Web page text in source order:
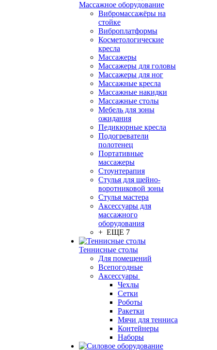
Массажное оборудование
Вибромассажёры на
стойке
Виброплатформы
Косметологические
кресла
Массажеры
Массажеры для головы
Массажеры для ног
Массажные кресла
Массажные накидки
Массажные столы
Мебель для зоны
ожидания
Педикюрные кресла
Подогреватели
полотенец
Портативные
массажеры
Стоунтерапия
Стулья для шейно-
воротниковой зоны
Стулья мастера
Аксессуары для
массажного
оборудования
+ ЕЩЕ 7
Теннисные столы
Для помещений
Всепогодные
Аксессуары
Чехлы
Сетки
Роботы
Ракетки
Мячи для тенниса
Контейнеры
Наборы